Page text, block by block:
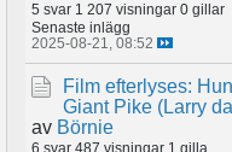
5 svar 1 207 visningar 0 gillar
Senaste inlägg
2025-08-21, 08:52
Film efterlyses:
Giant Pike (Larry
av Börnie
6 svar 487 visningar 1 gilla